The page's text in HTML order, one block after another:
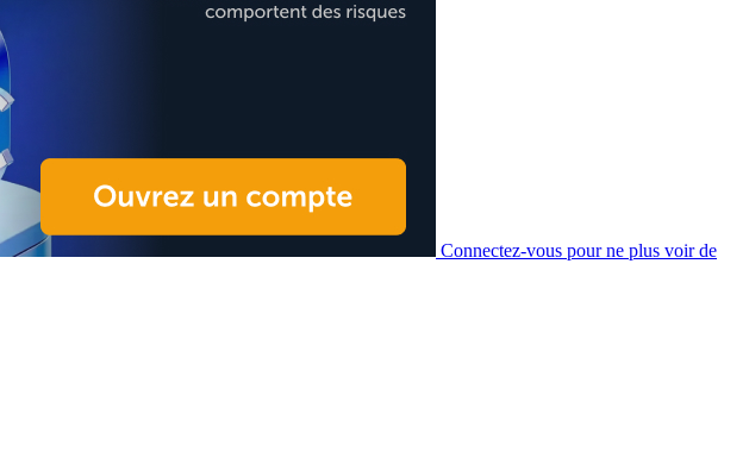
Connectez-vous pour ne plus voir de